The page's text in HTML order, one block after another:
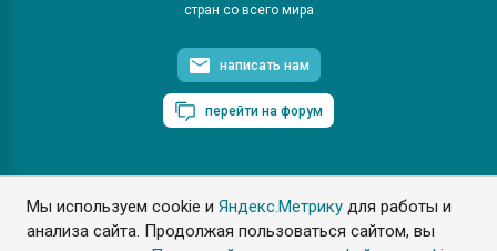
Мы используем cookie иЯндекс.Метрику для работы и
анализа сайта. Продолжая пользоваться сайтом, вы
стран со всего мира
написать нам
перейти на форум
ПластЭксперт © 2006. Все права защищены
Разрешается копирование материалов сайта с обязательной